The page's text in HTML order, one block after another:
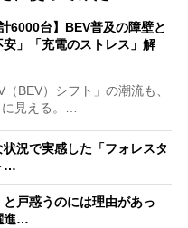
6000台】BEV普及の障壁と
」「充電のストレス」解
BEV）シフト」の潮流も、
に見える。…
況で実感した「フォレスタ
…
戸惑うのには理由があっ
進…